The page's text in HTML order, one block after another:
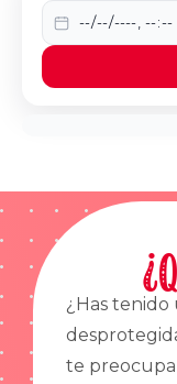
¿Has tenido
te